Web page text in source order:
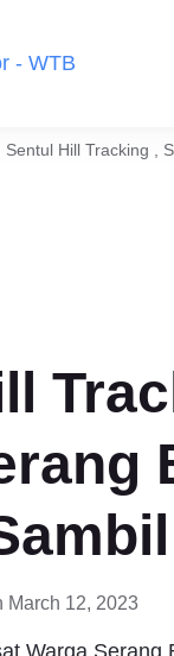
Wisata
Aktivitas
Sentul Hill Tracking ,
March 12, 2023
Warga